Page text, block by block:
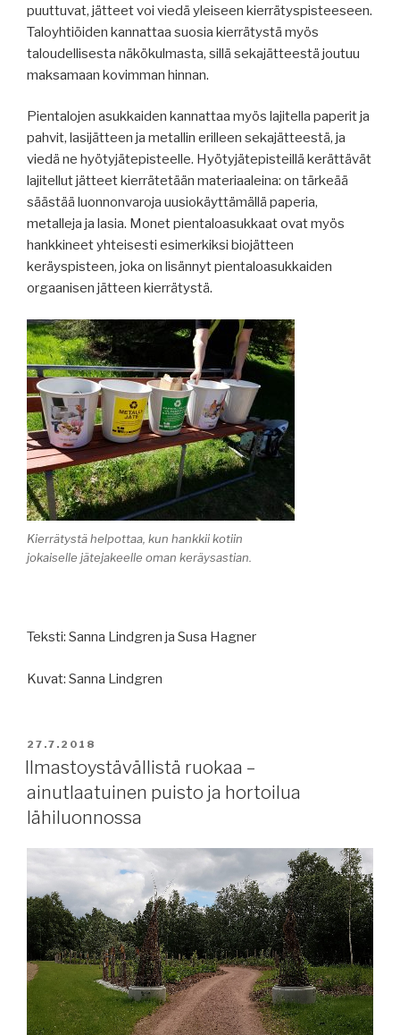
puuttuvat, jätteet voi viedä yleiseen kierrätyspisteeseen.
Taloyhtiöiden kannattaa suosia kierrätystä myös
taloudellisesta näkökulmasta, sillä sekajätteestä joutuu
maksamaan kovimman hinnan.
Pientalojen asukkaiden kannattaa myös lajitella paperit ja
pahvit, lasijätteen ja metallin erilleen sekajätteestä, ja
viedä ne hyötyjätepisteelle. Hyötyjätepisteillä kerättävät
lajitellut jätteet kierrätetään materiaaleina: on tärkeää
säästää luonnonvaroja uusiokäyttämällä paperia,
metalleja ja lasia. Monet pientaloasukkaat ovat myös
hankkineet yhteisesti esimerkiksi biojätteen
keräyspisteen, joka on lisännyt pientaloasukkaiden
orgaanisen jätteen kierrätystä.
Kierrätystä helpottaa, kun hankkii kotiin
jokaiselle jätejakeelle oman keräysastian.
Teksti: Sanna Lindgren ja Susa Hagner
Kuvat: Sanna Lindgren
JULKAISTU
27.7.2018
Ilmastoystävällistä ruokaa –
ainutlaatuinen puisto ja hortoilua
lähiluonnossa